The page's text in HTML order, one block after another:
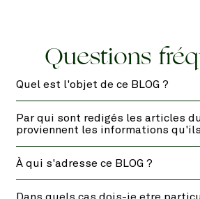
Questions
Quel est l'objet de ce BLOG ?
Par qui sont redigés les articles
proviennent les informations
À qui s'adresse ce BLOG ?
Dans quels cas dois-je etre